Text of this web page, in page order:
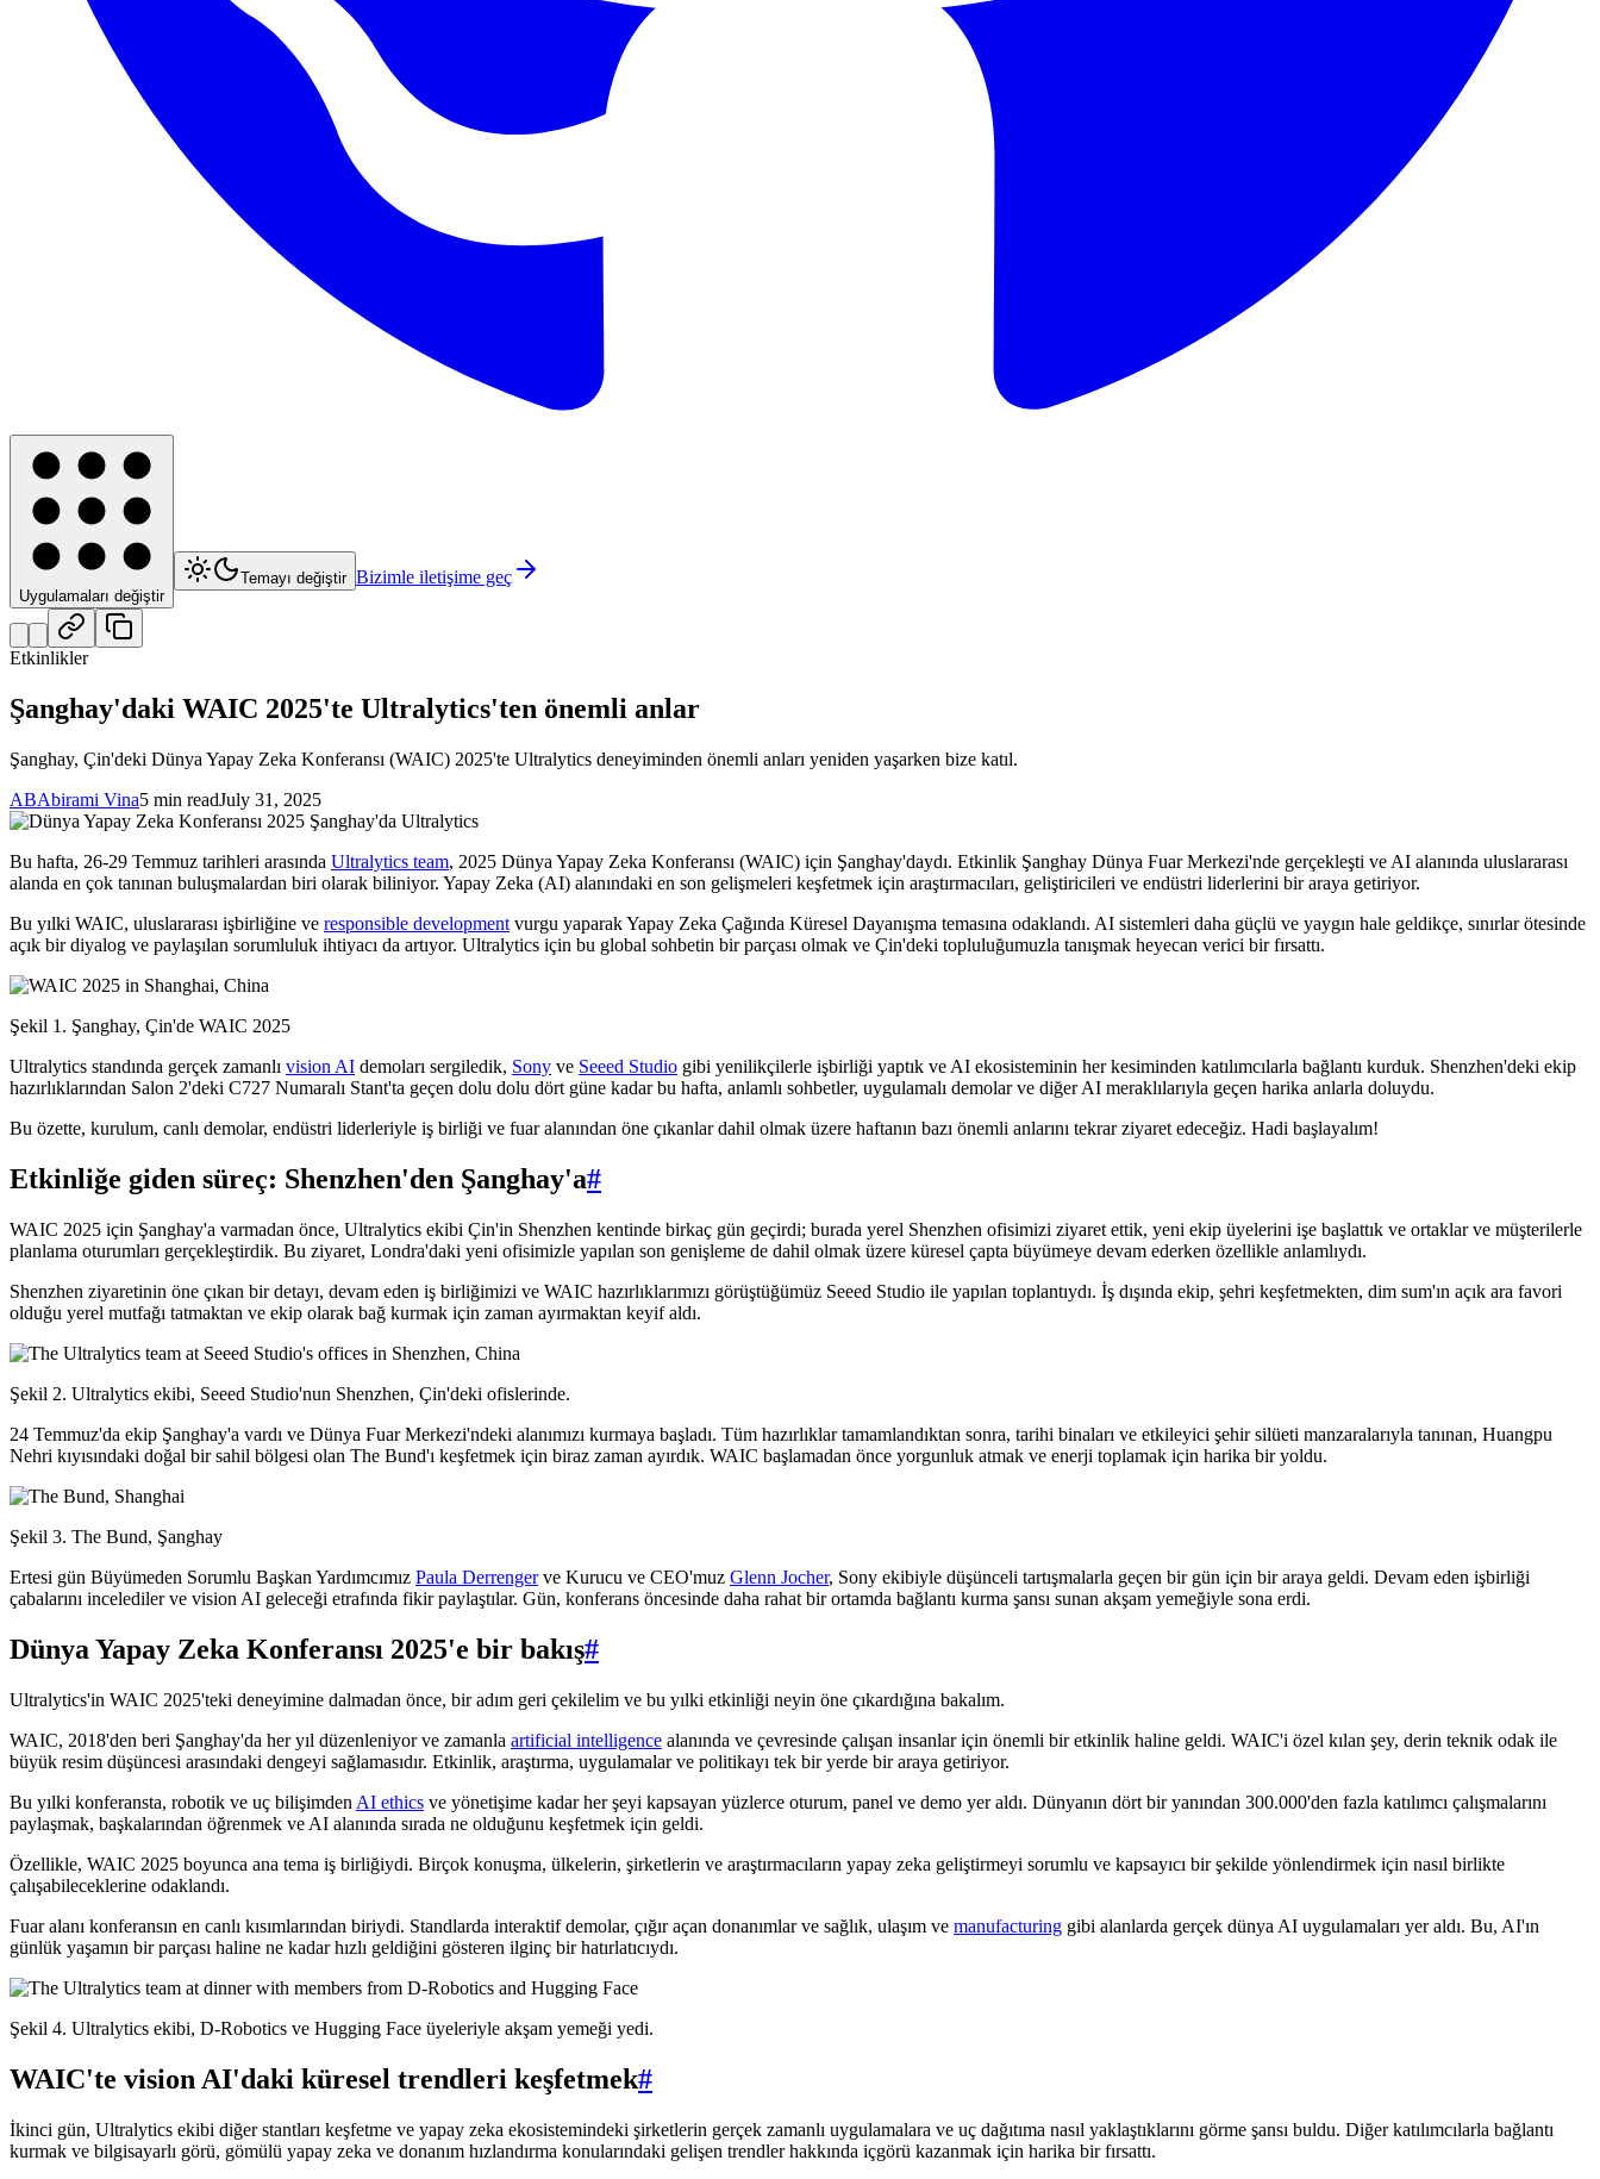
Uygulamaları değiştir
Temayı değiştir Bizimle iletişime geç
Etkinlikler
Şanghay'daki WAIC 2025'te Ultralytics'ten önemli anlar
Şanghay, Çin'deki Dünya Yapay Zeka Konferansı (WAIC) 2025'te Ultralytics deneyiminden önemli anları yeniden yaşarken bize katıl.
ABAbirami Vina5 min readJuly 31, 2025
Bu hafta, 26-29 Temmuz tarihleri arasında Ultralytics team, 2025 Dünya Yapay Zeka Konferansı (WAIC) için Şanghay'daydı. Etkinlik Şanghay Dünya Fuar Merkezi'nde gerçekleşti ve AI alanında uluslararası
alanda en çok tanınan buluşmalardan biri olarak biliniyor. Yapay Zeka (AI) alanındaki en son gelişmeleri keşfetmek için araştırmacıları, geliştiricileri ve endüstri liderlerini bir araya getiriyor.
Bu yılki WAIC, uluslararası işbirliğine ve responsible development vurgu yaparak Yapay Zeka Çağında Küresel Dayanışma temasına odaklandı. AI sistemleri daha güçlü ve yaygın hale geldikçe, sınırlar ötesinde
açık bir diyalog ve paylaşılan sorumluluk ihtiyacı da artıyor. Ultralytics için bu global sohbetin bir parçası olmak ve Çin'deki topluluğumuzla tanışmak heyecan verici bir fırsattı.
Şekil 1. Şanghay, Çin'de WAIC 2025
Ultralytics standında gerçek zamanlı vision AI demoları sergiledik, Sony ve Seeed Studio gibi yenilikçilerle işbirliği yaptık ve AI ekosisteminin her kesiminden katılımcılarla bağlantı kurduk. Shenzhen'deki ekip
hazırlıklarından Salon 2'deki C727 Numaralı Stant'ta geçen dolu dolu dört güne kadar bu hafta, anlamlı sohbetler, uygulamalı demolar ve diğer AI meraklılarıyla geçen harika anlarla doluydu.
Bu özette, kurulum, canlı demolar, endüstri liderleriyle iş birliği ve fuar alanından öne çıkanlar dahil olmak üzere haftanın bazı önemli anlarını tekrar ziyaret edeceğiz. Hadi başlayalım!
Etkinliğe giden süreç: Shenzhen'den Şanghay'a#
WAIC 2025 için Şanghay'a varmadan önce, Ultralytics ekibi Çin'in Shenzhen kentinde birkaç gün geçirdi; burada yerel Shenzhen ofisimizi ziyaret ettik, yeni ekip üyelerini işe başlattık ve ortaklar ve müşterilerle
planlama oturumları gerçekleştirdik. Bu ziyaret, Londra'daki yeni ofisimizle yapılan son genişleme de dahil olmak üzere küresel çapta büyümeye devam ederken özellikle anlamlıydı.
Shenzhen ziyaretinin öne çıkan bir detayı, devam eden iş birliğimizi ve WAIC hazırlıklarımızı görüştüğümüz Seeed Studio ile yapılan toplantıydı. İş dışında ekip, şehri keşfetmekten, dim sum'ın açık ara favori
olduğu yerel mutfağı tatmaktan ve ekip olarak bağ kurmak için zaman ayırmaktan keyif aldı.
Şekil 2. Ultralytics ekibi, Seeed Studio'nun Shenzhen, Çin'deki ofislerinde.
24 Temmuz'da ekip Şanghay'a vardı ve Dünya Fuar Merkezi'ndeki alanımızı kurmaya başladı. Tüm hazırlıklar tamamlandıktan sonra, tarihi binaları ve etkileyici şehir silüeti manzaralarıyla tanınan, Huangpu
Nehri kıyısındaki doğal bir sahil bölgesi olan The Bund'ı keşfetmek için biraz zaman ayırdık. WAIC başlamadan önce yorgunluk atmak ve enerji toplamak için harika bir yoldu.
Şekil 3. The Bund, Şanghay
Ertesi gün Büyümeden Sorumlu Başkan Yardımcımız Paula Derrengerve Kurucu ve CEO'muz Glenn Jocher, Sony ekibiyle düşünceli tartışmalarla geçen bir gün için bir araya geldi. Devam eden işbirliği
çabalarını incelediler ve vision AI geleceği etrafında fikir paylaştılar. Gün, konferans öncesinde daha rahat bir ortamda bağlantı kurma şansı sunan akşam yemeğiyle sona erdi.
Dünya Yapay Zeka Konferansı 2025'e bir bakış#
Ultralytics'in WAIC 2025'teki deneyimine dalmadan önce, bir adım geri çekilelim ve bu yılki etkinliği neyin öne çıkardığına bakalım.
WAIC, 2018'den beri Şanghay'da her yıl düzenleniyor ve zamanla artificial intelligence alanında ve çevresinde çalışan insanlar için önemli bir etkinlik haline geldi. WAIC'i özel kılan şey, derin teknik odak ile
büyük resim düşüncesi arasındaki dengeyi sağlamasıdır. Etkinlik, araştırma, uygulamalar ve politikayı tek bir yerde bir araya getiriyor.
Bu yılki konferansta, robotik ve uç bilişimden AI ethics ve yönetişime kadar her şeyi kapsayan yüzlerce oturum, panel ve demo yer aldı. Dünyanın dört bir yanından 300.000'den fazla katılımcı çalışmalarını
paylaşmak, başkalarından öğrenmek ve AI alanında sırada ne olduğunu keşfetmek için geldi.
Özellikle, WAIC 2025 boyunca ana tema iş birliğiydi. Birçok konuşma, ülkelerin, şirketlerin ve araştırmacıların yapay zeka geliştirmeyi sorumlu ve kapsayıcı bir şekilde yönlendirmek için nasıl birlikte
çalışabileceklerine odaklandı.
Fuar alanı konferansın en canlı kısımlarından biriydi. Standlarda interaktif demolar, çığır açan donanımlar ve sağlık, ulaşım ve manufacturing gibi alanlarda gerçek dünya AI uygulamaları yer aldı. Bu, AI'ın
günlük yaşamın bir parçası haline ne kadar hızlı geldiğini gösteren ilginç bir hatırlatıcıydı.
Şekil 4. Ultralytics ekibi, D-Robotics ve Hugging Face üyeleriyle akşam yemeği yedi.
WAIC'te vision AI'daki küresel trendleri keşfetmek#
İkinci gün, Ultralytics ekibi diğer stantları keşfetme ve yapay zeka ekosistemindeki şirketlerin gerçek zamanlı uygulamalara ve uç dağıtıma nasıl yaklaştıklarını görme şansı buldu. Diğer katılımcılarla bağlantı
kurmak ve bilgisayarlı görü, gömülü yapay zeka ve donanım hızlandırma konularındaki gelişen trendler hakkında içgörü kazanmak için harika bir fırsattı.